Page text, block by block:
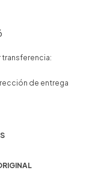
de entrega